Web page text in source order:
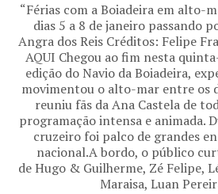
“Férias com a Boiadeira em alto-
dias 5 a 8 de janeiro passando
Angra dos Reis Créditos: Felipe
AQUI Chegou ao fim nesta
edição do Navio da Boiadeira,
movimentou o alto-mar entre os
reuniu fãs da Ana Castela de
programação intensa e animada.
cruzeiro foi palco de grandes
nacional.A bordo, o público
de Hugo & Guilherme, Zé Felipe,
Maraisa, Luan